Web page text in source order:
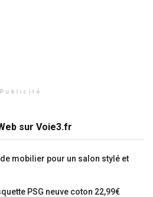
Publicité
sur Voie3.fr
mobilier pour un salon stylé et
PSG neuve coton 22,99€